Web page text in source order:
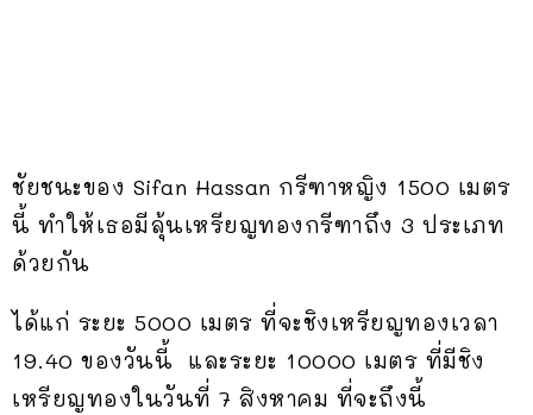
ชัยชนะของ Sifan Hassan กรีฑาหญิง 1500 เมตร
นี้ ทำให้เธอมีลุ้นเหรียญทองกรีฑาถึง 3 ประเภท
ด้วยกัน
ได้แก่ ระยะ 5000 เมตร ที่จะชิงเหรียญทองเวลา
19.40 ของวันนี้ และระยะ 10000 เมตร ที่มีชิง
เหรียญทองในวันที่ 7 สิงหาคม ที่จะถึงนี้